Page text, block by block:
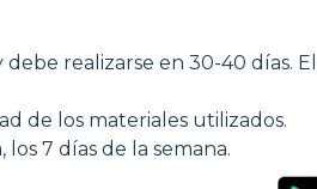
realizarse en 30-40 días.
de los materiales utilizados.
7 días de la semana.